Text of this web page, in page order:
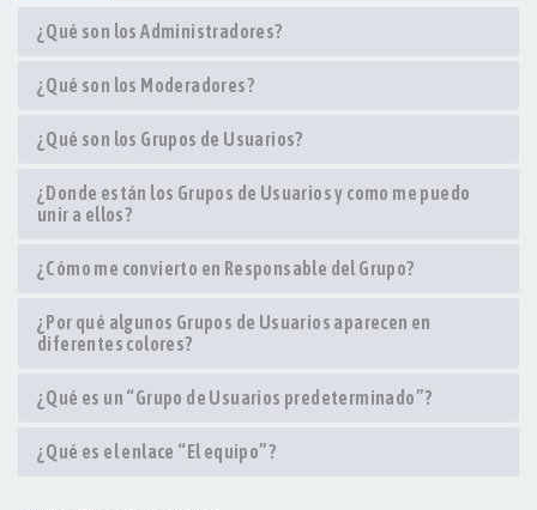
¿Qué son los Administradores?
¿Qué son los Moderadores?
¿Qué son los Grupos de Usuarios?
¿Donde están los Grupos de Usuarios y como me puedo
unir a ellos?
¿Cómo me convierto en Responsable del Grupo?
¿Por qué algunos Grupos de Usuarios aparecen en
diferentes colores?
¿Qué es un “Grupo de Usuarios predeterminado”?
¿Qué es el enlace “El equipo”?